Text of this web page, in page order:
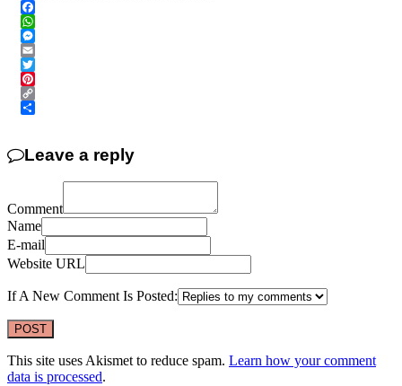
Facebook
WhatsApp
Messenger
Email
Twitter
Pinterest
Copy
Leave a reply
Comment
Name
E-mail
Website URL
If A New Comment Is Posted:
This site uses Akismet to reduce spam. Learn how your comment
data is processed.